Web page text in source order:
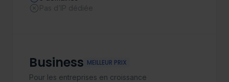
Business MEILLEUR PRIX
Pour les entreprises en croissance